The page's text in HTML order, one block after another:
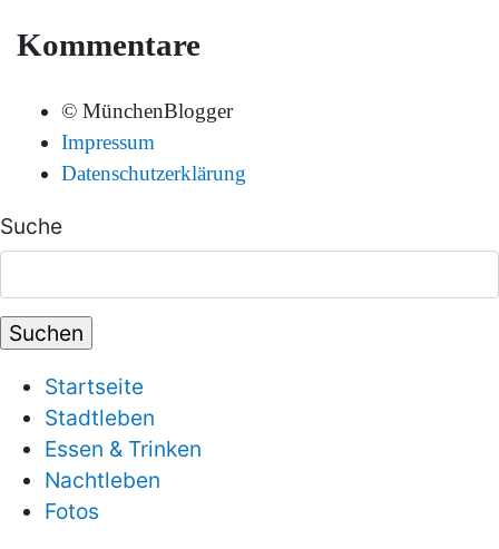
Kommentare
© MünchenBlogger
Impressum
Datenschutzerklärung
Suche
Startseite
Stadtleben
Essen & Trinken
Nachtleben
Fotos